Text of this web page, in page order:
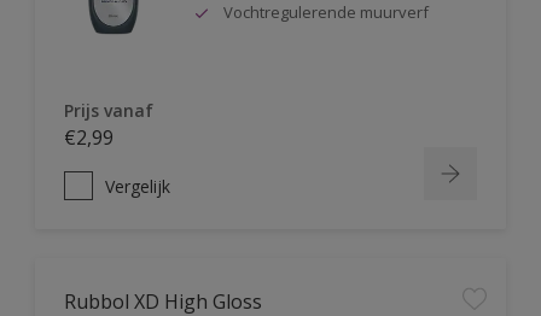
Vochtregulerende muurverf
Prijs vanaf
€2,99
Vergelijk
Rubbol XD High Gloss